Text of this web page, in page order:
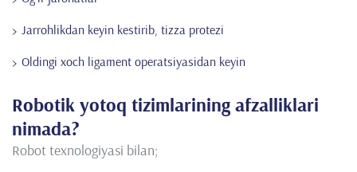
Jarrohlikdan keyin kestirib, tizza protezi
Oldingi xoch ligament operatsiyasidan keyin
Robotik yotoq tizimlarining afzalliklari
nimada?
Robot texnologiyasi bilan;